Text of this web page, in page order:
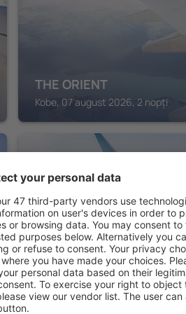
THE ORIENT
Kobe, 07 august 2026, 2 nopți
KOBE
Hotel La Suite Kobe
Kobe, 07 august 2026, 2 nopți